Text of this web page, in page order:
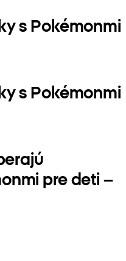
s Pokémonmi
s Pokémonmi
pre deti –